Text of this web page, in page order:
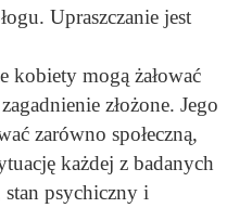
Upraszczanie jest
kobiety mogą żałować
złożone. Jego
zarówno społeczną,
każdej z badanych
psychiczny i